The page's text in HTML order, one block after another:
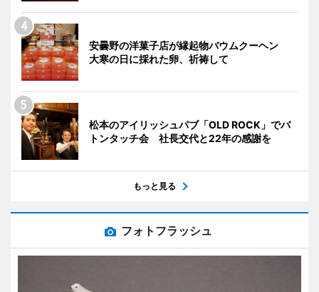
安曇野の洋菓子店が縁起物バウムクーヘン
大寒の日に採れた卵、祈祷して
松本のアイリッシュパブ「OLD ROCK」でバ
トンタッチ会 社長交代と22年の感謝を
もっと見る
フォトフラッシュ